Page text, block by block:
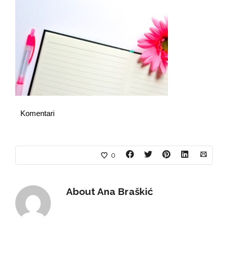
Komentari
0
AboutAna Braškić